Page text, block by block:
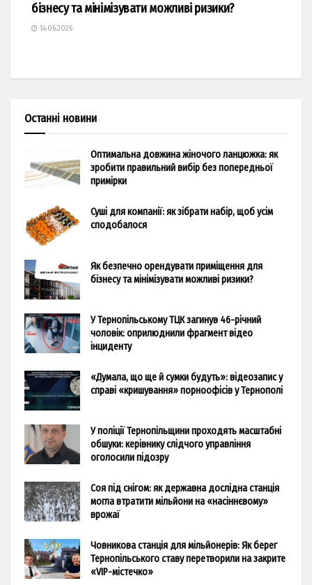
бізнесу та мінімізувати можливі ризики?
14.06.2026
Останні новини
Оптимальна довжина жіночого ланцюжка: як
зробити правильний вибір без попередньої
примірки
Суші для компанії: як зібрати набір, щоб усім
сподобалося
Як безпечно орендувати приміщення для
бізнесу та мінімізувати можливі ризики?
У Тернопільському ТЦК загинув 46-річний
чоловік: оприлюднили фрагмент відео
інциденту
«Думала, що ще й сумки будуть»: відеозапис у
справі «кришування» порноофісів у Тернополі
У поліції Тернопільщини проходять масштабні
обшуки: керівнику слідчого управління
оголосили підозру
Соя під снігом: як державна дослідна станція
могла втратити мільйони на «насіннєвому»
врожаї
Човникова станція для мільйонерів: Як берег
Тернопільського ставу перетворили на закрите
«VIP-містечко»